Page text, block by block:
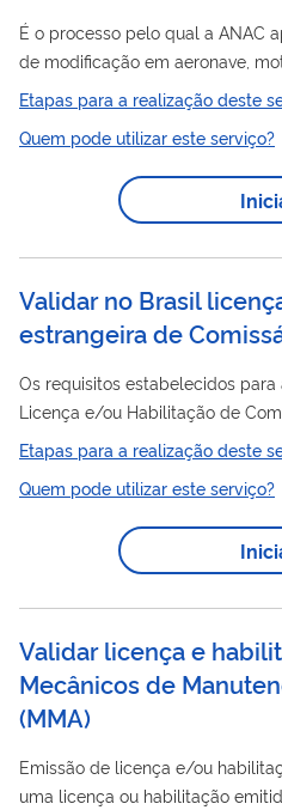
É o processo pelo qual a ANAC
de modificação em aeronave,
do detentor do Certificado de
objetivo de avaliar o
de aeronavegabilidade e de
Etapas para a realização deste
Quem pode utilizar este serviço?
Validar no Brasil
estrangeira de
Os requisitos estabelecidos
Licença e/ou Habilitação de
no RBAC 63.35. Sem prejuízo do cumprimento das leis de
imigração e trabalhistas do
uma licençaestrangeira
Organização de Aviação Civil
reciprocamente aceitar a
licença original. Na...
Etapas para a realização deste
Quem pode utilizar este serviço?
Validar licença e
Mecânicos de
(MMA)
Emissão de licença e/ou
uma licença ou habilitação